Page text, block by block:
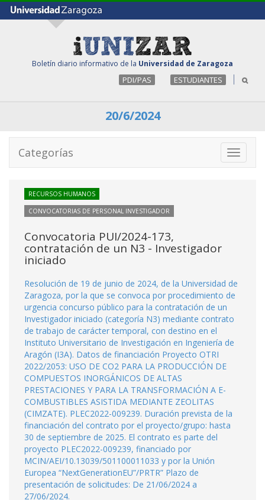
Boletín diario informativo de la Universidad de Zaragoza
PDI/PAS ESTUDIANTES
20/6/2024
Toggle
Categorías
RECURSOS HUMANOS
CONVOCATORIAS DE PERSONAL INVESTIGADOR
Convocatoria PUI/2024-173,
contratación de un N3 - Investigador
iniciado
Resolución de 19 de junio de 2024, de la Universidad de
Zaragoza, por la que se convoca por procedimiento de
urgencia concurso público para la contratación de un
Investigador iniciado (categoría N3) mediante contrato
de trabajo de carácter temporal, con destino en el
Instituto Universitario de Investigación en Ingeniería de
Aragón (I3A). Datos de financiación Proyecto OTRI
2022/2053: USO DE CO2 PARA LA PRODUCCIÓN DE
COMPUESTOS INORGÁNICOS DE ALTAS
PRESTACIONES Y PARA LA TRANSFORMACIÓN A E-
COMBUSTIBLES ASISTIDA MEDIANTE ZEOLITAS
(CIMZATE). PLEC2022-009239. Duración prevista de la
financiación del contrato por el proyecto/grupo: hasta
30 de septiembre de 2025. El contrato es parte del
proyecto PLEC2022-009239, financiado por
MCIN/AEI/10.13039/501100011033 y por la Unión
Europea “NextGenerationEU”/PRTR” Plazo de
presentación de solicitudes: De 21/06/2024 a
27/06/2024.